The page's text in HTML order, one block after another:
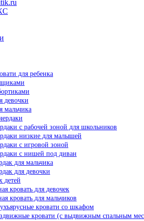
для ребенка
девочки
мальчика
с рабочей зоной для школьников
низкие для малышей
с игровой зоной
с нишей под диван
для мальчика
для девочки
детей
кровать для девочек
кровать для мальчиков
кровати со шкафом
кровати (с выдвижным спальным